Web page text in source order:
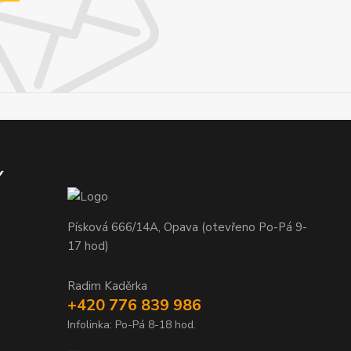
Písková 666/14A, Opava (otevřeno Po-Pá 9-
17 hod)
Radim Kaděrka
+420 776 839 986
Infolinka: Po-Pá 8-18 hod.